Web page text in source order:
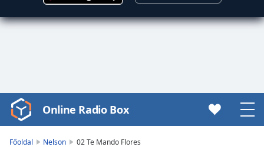
Video
Player
Online Radio Box
Főoldal Nelson 02 Te Mando Flores